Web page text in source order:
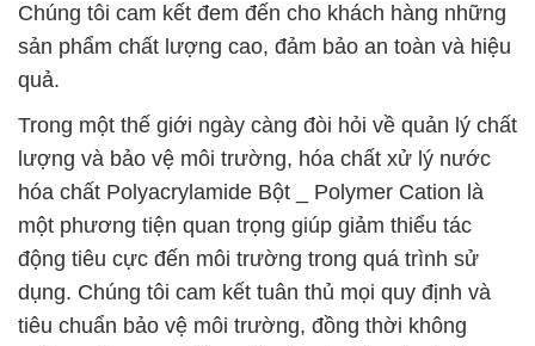
Chúng tôi cam kết đem đến cho khách hàng những
sản phẩm chất lượng cao, đảm bảo an toàn và hiệu
quả.
Trong một thế giới ngày càng đòi hỏi về quản lý chất
lượng và bảo vệ môi trường, hóa chất xử lý nước
hóa chất Polyacrylamide Bột _ Polymer Cation là
một phương tiện quan trọng giúp giảm thiểu tác
động tiêu cực đến môi trường trong quá trình sử
dụng. Chúng tôi cam kết tuân thủ mọi quy định và
tiêu chuẩn bảo vệ môi trường, đồng thời không